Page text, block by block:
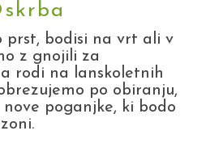
prst, bodisi na vrt ali v
z gnojili za
rodi na lanskoletnih
po obiranju,
poganjke, ki bodo